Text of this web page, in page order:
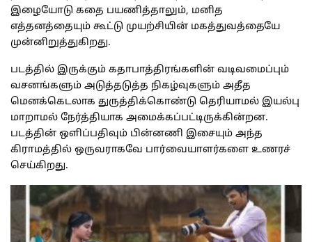
இழையோடு கதை பயணித்தாலும், மனித
எத்தனத்தையும் கூட்டு முயற்சியின் மகத்துவத்தையே
முன்னிறுத்துகிறது.
படத்தில் இருக்கும் கதாபாத்திரங்களின் வடிவமைப்பும்
வசனங்களும் அடுத்தடுத்த நிகழ்வுகளும் அதீத
மெனக்கெடலாக துருத்திக்கொண்டு தெரியாமல் இயல்பு
மாறாமல் நேர்த்தியாக அமைக்கப்பட்டிருக்கின்றன.
படத்தின் ஒளிப்பதிவும் பின்னணி இசையும் அந்த
கிராமத்தில் ஒருவராகவே பார்வையாளர்களை உணரச்
செய்கிறது.